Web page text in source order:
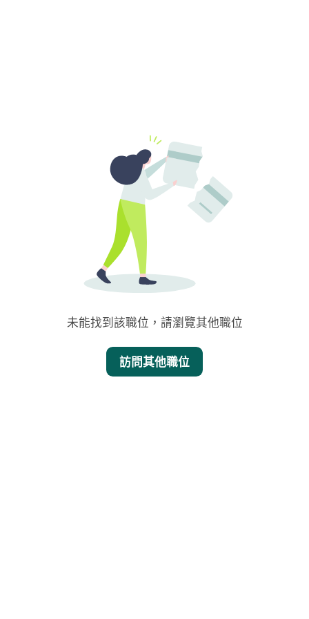
未能找到該職位，請瀏覽其他職位
訪問其他職位